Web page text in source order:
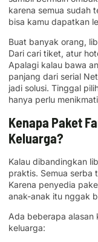
karena semua sudah
bisa kamu dapatkan
Buat banyak orang,
Dari cari tiket, atur
Apalagi kalau bawa
panjang dari serial
jadi solusi. Tinggal
hanya perlu
Kenapa Paket
Keluarga?
Kalau dibandingkan
praktis. Semua serba
Karena penyedia
anak-anak itu nggak
Ada beberapa alasan
keluarga: